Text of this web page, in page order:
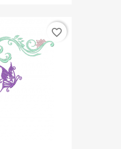
favorite_border